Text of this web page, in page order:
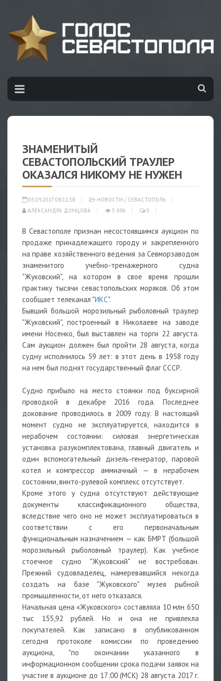
ЗНАМЕНИТЫЙ
СЕВАСТОПОЛЬСКИЙ ТРАУЛЕР
ОКАЗАЛСЯ НИКОМУ НЕ НУЖЕН
05.09.2017 08:11:38 НОВОСТИ / СЕВАСТОПОЛЬ
АЛЕКСАНДРА ДОНЦОВА
5 696 0
В Севастополе признан несостоявшимся аукцион по
продаже принадлежащего городу и закрепленного
на праве хозяйственного ведения за Севморзаводом
знаменитого учебно-тренажерного судна
"Жуковский", на котором в свое время прошли
практику тысячи севастопольских моряков. Об этом
сообщает телеканал "ИКС".
Бывший большой морозильный рыболовный траулер
"Жуковский", построенный в Николаеве на заводе
имени Носенко, был выставлен на торги 22 августа.
Сам аукцион должен был пройти 28 августа, когда
судну исполнилось 59 лет: в этот день в 1958 году
на нем был поднят государственный флаг СССР.
Судно прибыло на место стоянки под буксирной
проводкой в декабре 2016 года. Последнее
докование проводилось в 2009 году. В настоящий
момент судно не эксплуатируется, находится в
нерабочем состоянии: силовая энергетическая
установка разукомплектована, главный двигатель и
один вспомогательный дизель-генератор, паровой
котел и компрессор аммиачный — в нерабочем
состоянии, винто-рулевой комплекс отсутствует.
Кроме этого у судна отсутствуют действующие
документы классификационного общества,
вследствие чего оно не может эксплуатироваться в
соответствии с его первоначальным
функциональным назначением — как БМРТ (большой
морозильный рыболовный траулер). Как учебное
стоечное судно "Жуковский" не востребован.
Прежний судовладелец, намеревавшийся некогда
создать на базе "Жуковского" музея рыбной
промышленности, от него отказался.
Начальная цена «Жуковского» составляла 10 млн 650
тыс 155,92 рублей. Но и она не привлекла
покупателей. Как записано в опубликованном
сегодня протоколе комиссии по проведению
аукциона, "по окончании указанного в
информационном сообщении срока подачи заявок на
участие в аукционе до 17:00 (МСК) 28 августа 2017 г.